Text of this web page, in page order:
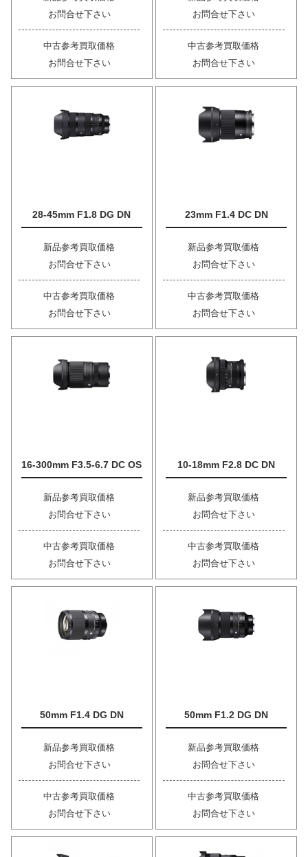
お問合せ下さい
中古参考買取価格
お問合せ下さい
お問合せ下さい
中古参考買取価格
お問合せ下さい
28-45mm F1.8 DG DN
新品参考買取価格
お問合せ下さい
中古参考買取価格
お問合せ下さい
23mm F1.4 DC DN
新品参考買取価格
お問合せ下さい
中古参考買取価格
お問合せ下さい
16-300mm F3.5-6.7 DC OS
新品参考買取価格
お問合せ下さい
中古参考買取価格
お問合せ下さい
10-18mm F2.8 DC DN
新品参考買取価格
お問合せ下さい
中古参考買取価格
お問合せ下さい
50mm F1.4 DG DN
新品参考買取価格
お問合せ下さい
中古参考買取価格
お問合せ下さい
50mm F1.2 DG DN
新品参考買取価格
お問合せ下さい
中古参考買取価格
お問合せ下さい